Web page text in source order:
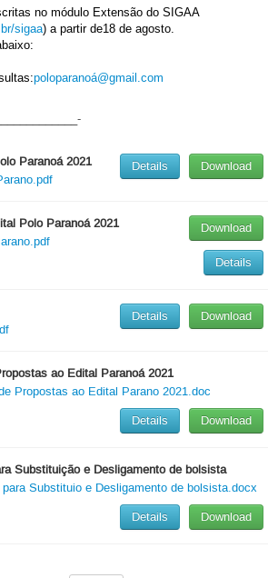
no módulo Extensão do SIGAA
br/sigaa) a partir de18 de agosto.
poloparanoá@gmail.com
Paranoá 2021
Download
Details
Polo Paranoá 2021
Download
Details
Download
Details
ao Edital Paranoá 2021
Propostas ao Edital Parano 2021.doc
Download
Details
Substituição e Desligamento de bolsista
Substituio e Desligamento de bolsista.docx
Download
Details